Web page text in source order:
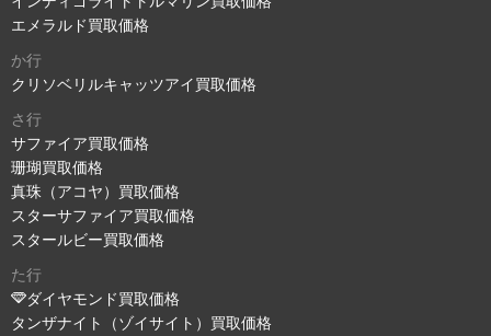
エメラルド買取価格
か行
クリソベリルキャッツアイ買取価格
さ行
サファイア買取価格
珊瑚買取価格
真珠（アコヤ）買取価格
スターサファイア買取価格
スタールビー買取価格
た行
ダイヤモンド買取価格
タンザナイト（ゾイサイト）買取価格